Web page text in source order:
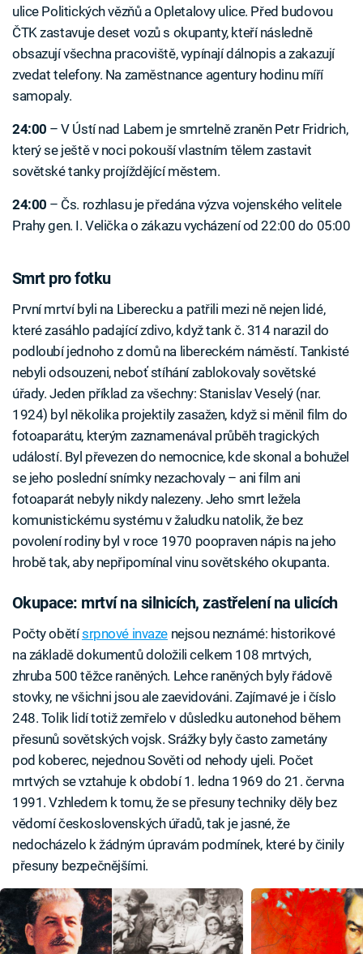
ulice Politických vězňů a Opletalovy ulice. Před budovou
ČTK zastavuje deset vozů s okupanty, kteří následně
obsazují všechna pracoviště, vypínají dálnopis a zakazují
zvedat telefony. Na zaměstnance agentury hodinu míří
samopaly.
24:00 –⁠ V Ústí nad Labem je smrtelně zraněn Petr Fridrich,
který se ještě v noci pokouší vlastním tělem zastavit
sovětské tanky projíždějící městem.
24:00 –⁠ Čs. rozhlasu je předána výzva vojenského velitele
Prahy gen. I. Velička o zákazu vycházení od 22:00 do 05:00
Smrt pro fotku
První mrtví byli na Liberecku a patřili mezi ně nejen lidé,
které zasáhlo padající zdivo, když tank č. 314 narazil do
podloubí jednoho z domů na libereckém náměstí. Tankisté
nebyli odsouzeni, neboť stíhání zablokovaly sovětské
úřady. Jeden příklad za všechny: Stanislav Veselý (nar.
1924) byl několika projektily zasažen, když si měnil film do
fotoaparátu, kterým zaznamenával průběh tragických
událostí. Byl převezen do nemocnice, kde skonal a bohužel
se jeho poslední snímky nezachovaly – ani film ani
fotoaparát nebyly nikdy nalezeny. Jeho smrt ležela
komunistickému systému v žaludku natolik, že bez
povolení rodiny byl v roce 1970 poopraven nápis na jeho
hrobě tak, aby nepřipomínal vinu sovětského okupanta.
Okupace: mrtví na silnicích, zastřelení na ulicích
Počty obětísrpnové invaze nejsou neznámé: historikové
na základě dokumentů doložili celkem 108 mrtvých,
zhruba 500 těžce raněných. Lehce raněných byly řádově
stovky, ne všichni jsou ale zaevidováni. Zajímavé je i číslo
248. Tolik lidí totiž zemřelo v důsledku autonehod během
přesunů sovětských vojsk. Srážky byly často zametány
pod koberec, nejednou Sověti od nehody ujeli. Počet
mrtvých se vztahuje k období 1. ledna 1969 do 21. června
1991. Vzhledem k tomu, že se přesuny techniky děly bez
vědomí československých úřadů, tak je jasné, že
nedocházelo k žádným úpravám podmínek, které by činily
přesuny bezpečnějšími.